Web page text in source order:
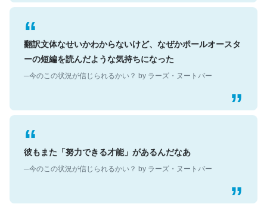
翻訳文体なせいかわからないけど、なぜかポールオースタ
ーの短編を読んだような気持ちになった
─今のこの状況が信じられるかい？ by ラーズ・ヌートバー
彼もまた「努力できる才能」があるんだなあ
─今のこの状況が信じられるかい？ by ラーズ・ヌートバー